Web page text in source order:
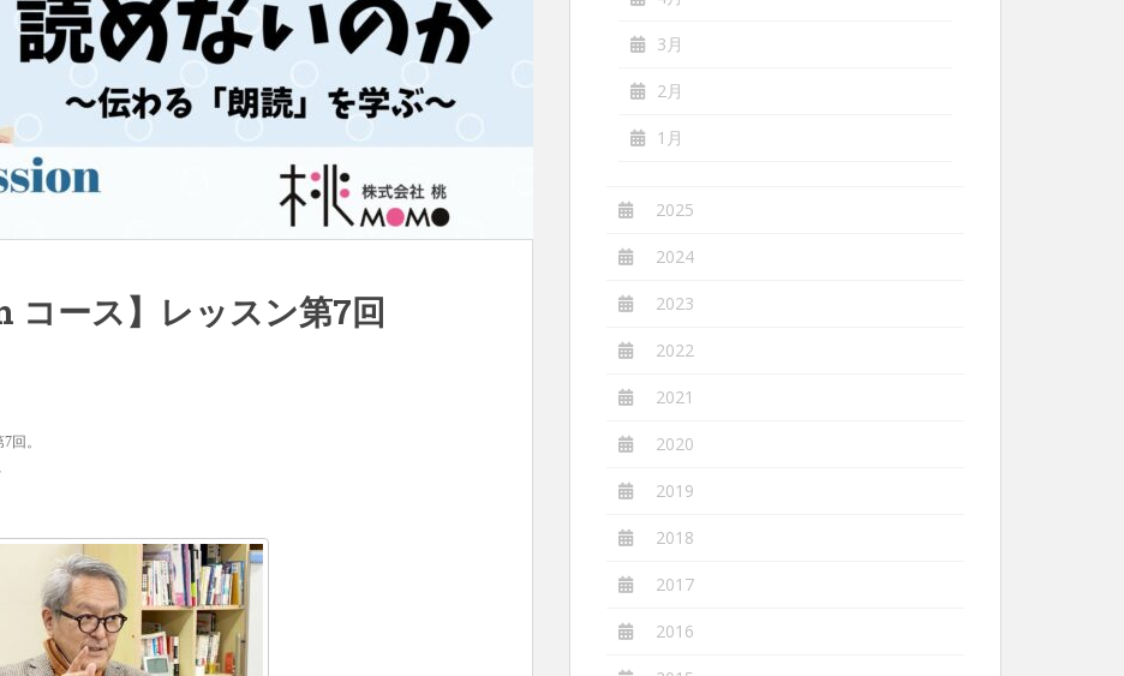
コース】レッスン第7回
回。
3月
2月
1月
2025
2024
2023
2022
2021
2020
2019
2018
2017
2016